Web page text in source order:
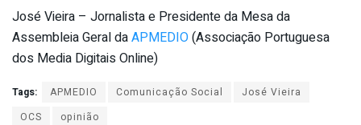
José Vieira – Jornalista e Presidente da Mesa da
Assembleia Geral daAPMEDIO(Associação Portuguesa
dos Media Digitais Online)
Tags: APMEDIO Comunicação Social
José Vieira
OCS
opinião